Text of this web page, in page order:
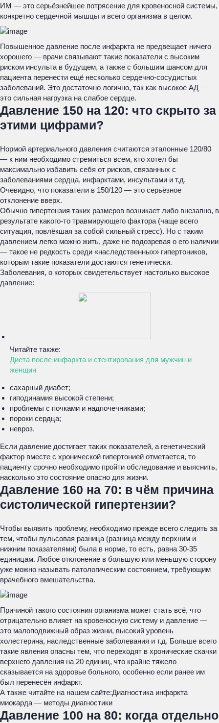
ИМ — это серьёзнейшее потрясение для кровеносной системы,
конкретно сердечной мышцы и всего организма в целом.
Повышенное давление после инфаркта не предвещает ничего
хорошего — врачи связывают такие показатели с высоким
риском инсульта в будущем, а также с большим шансом для
пациента перенести ещё несколько сердечно-сосудистых
заболеваний. Это достаточно логично, так как высокое АД —
это сильная нагрузка на слабое сердце.
Давление 150 на 120: что скрыто за
этими цифрами?
Нормой артериального давления считаются эталонные 120/80
— к ним необходимо стремиться всем, кто хотел бы
максимально избавить себя от рисков, связанных с
заболеваниями сердца, инфарктами, инсультами и т.д.
Очевидно, что показатели в 150/120 — это серьёзное
отклонение вверх.
Обычно гипертензия таких размеров возникает либо внезапно, в
результате какого-то травмирующего фактора (чаще всего
ситуация, повлёкшая за собой сильный стресс). Но с таким
давлением легко можно жить, даже не подозревая о его наличии
— такое не редкость среди «наследственных» гипертоников,
которым такие показатели достаются генетически.
Заболевания, о которых свидетельствует настолько высокое
давление:
Читайте также:
Диета после инфаркта и стентирования для мужчин и
женщин
сахарный диабет;
гиподинамия высокой степени;
проблемы с почками и надпочечниками;
пороки сердца;
невроз.
Если давление достигает таких показателей, а генетический
фактор вместе с хронической гипертонией отметается, то
пациенту срочно необходимо пройти обследование и выяснить,
насколько это состояние опасно для жизни.
Давление 160 на 70: в чём причина
систолической гипертензии?
Чтобы выявить проблему, необходимо прежде всего следить за
тем, чтобы пульсовая разница (разница между верхним и
нижним показателями) была в норме, то есть, равна 30-35
единицам. Любое отклонение в большую или меньшую сторону
уже можно называть патологическим состоянием, требующим
врачебного вмешательства.
Причиной такого состояния организма может стать всё, что
отрицательно влияет на кровеносную систему и давление —
это малоподвижный образ жизни, высокий уровень
холестерина, наследственные заболевания и т.д. Больше всего
такие явления опасны тем, что переходят в хронические скачки
верхнего давления на 20 единиц, что крайне тяжело
сказывается на здоровье больного, особенно если ранее им
был перенесён инфаркт.
А также читайте на нашем сайте:Диагностика инфаркта
миокарда — методы диагностики
Давление 100 на 80: когда отдельно